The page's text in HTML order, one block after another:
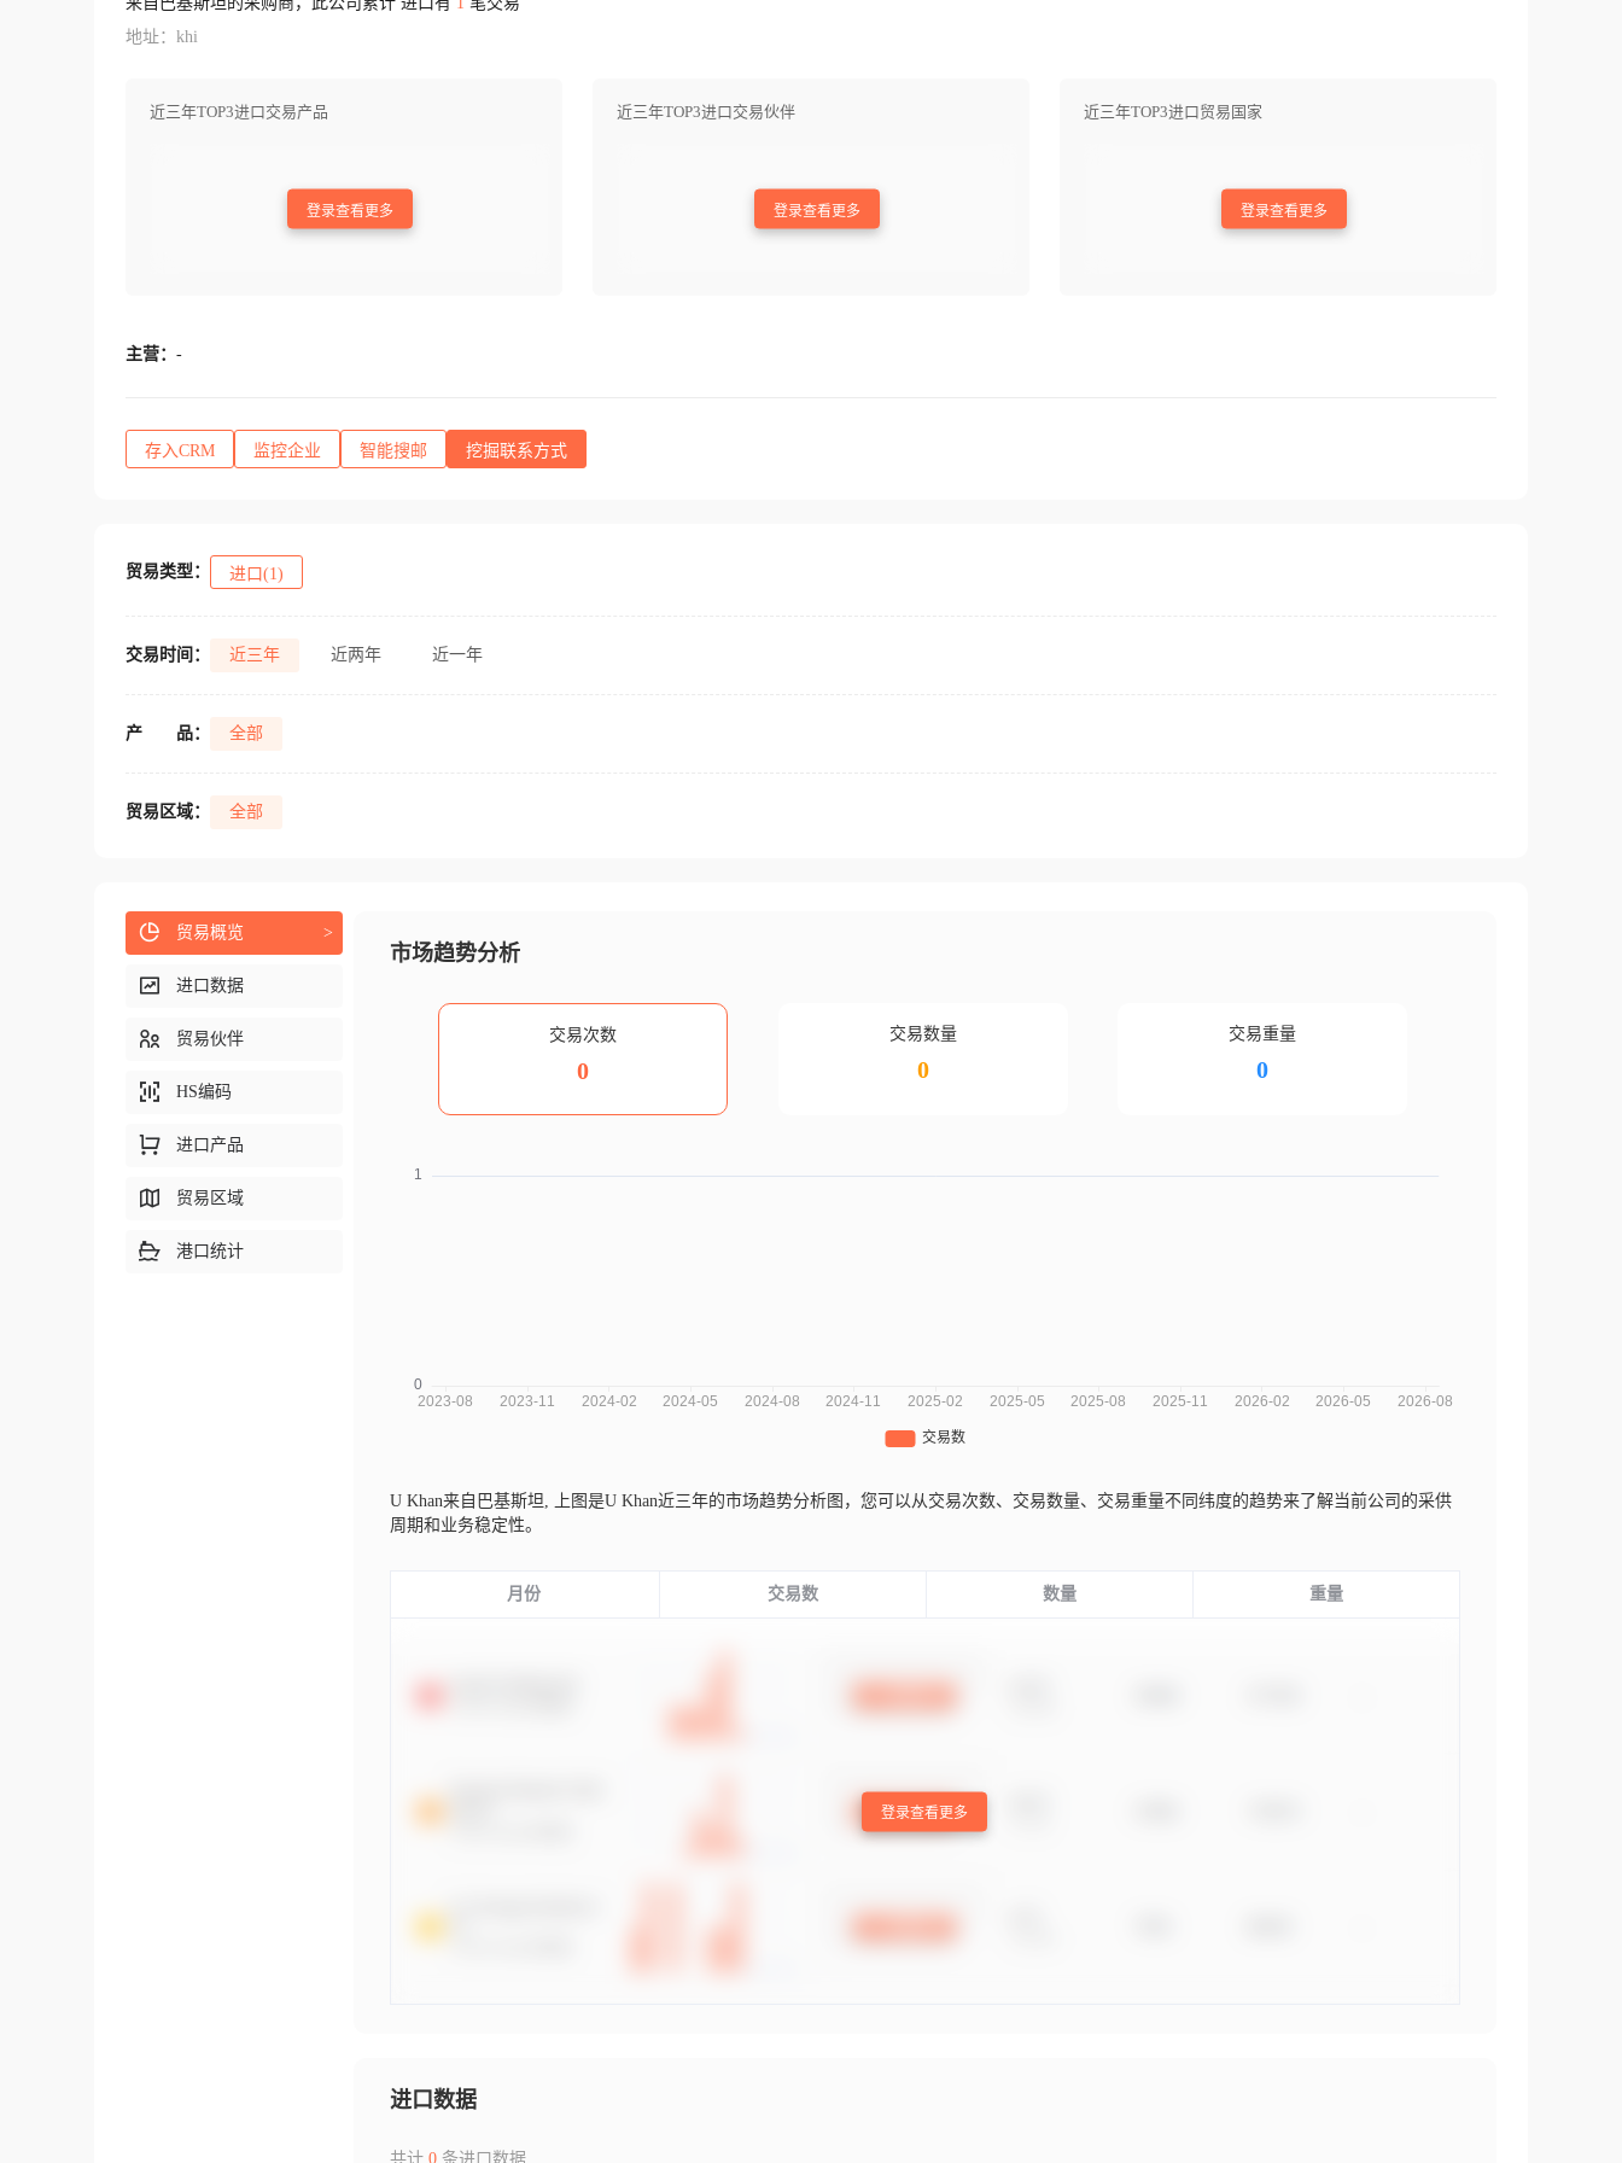
地址：khi
近三年TOP3进口交易产品
登录查看更多
近三年TOP3进口交易伙伴
登录查看更多
近三年TOP3进口贸易国家
登录查看更多
主营： -
存入CRM 监控企业 智能搜邮 挖掘联系方式
贸易类型： 进口(1)
交易时间： 近三年 近两年 近一年
产 品： 全部
贸易区域： 全部
市场趋势分析
交易次数
0
交易数量
0
交易重量
0
U Khan来自巴基斯坦,
上图是U Khan近三年的市场趋势分析图，您可以从交易次数、交易数量、交易重量不同纬度的趋势来了解当前公司的采供
周期和业务稳定性。
月份 交易数 数量 重量
登录查看更多
进口数据
共计 0条进口数据
贸易概览 >
进口数据
贸易伙伴
HS编码
进口产品
贸易区域
港口统计